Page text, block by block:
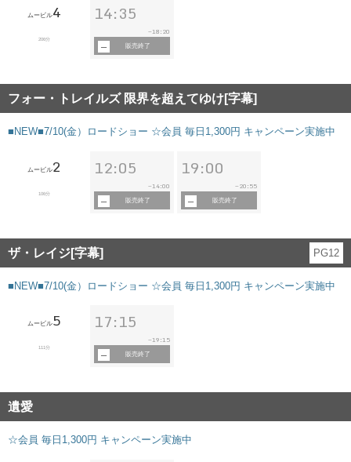
ムービル4
206分
14:35
~18:20
販売終了
フォー・トレイルズ 限界を超えてゆけ[字幕]
■NEW■7/10(金）ロードショー ☆会員 毎日1,300円 キャンペーン実施中
ムービル2
106分
12:05
~14:00
販売終了
19:00
~ 20:55
販売終了
ザ・レイジ[字幕] PG12
■NEW■7/10(金）ロードショー ☆会員 毎日1,300円 キャンペーン実施中
ムービル5
111分
17:15
~19:15
販売終了
遺愛
☆会員 毎日1,300円 キャンペーン実施中